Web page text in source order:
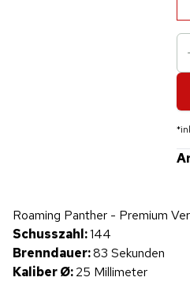
*
Produktvideo
Roaming Panther - Premium
Schusszahl:144
Brenndauer:83 Sekunden
Kaliber Ø:25 Millimeter